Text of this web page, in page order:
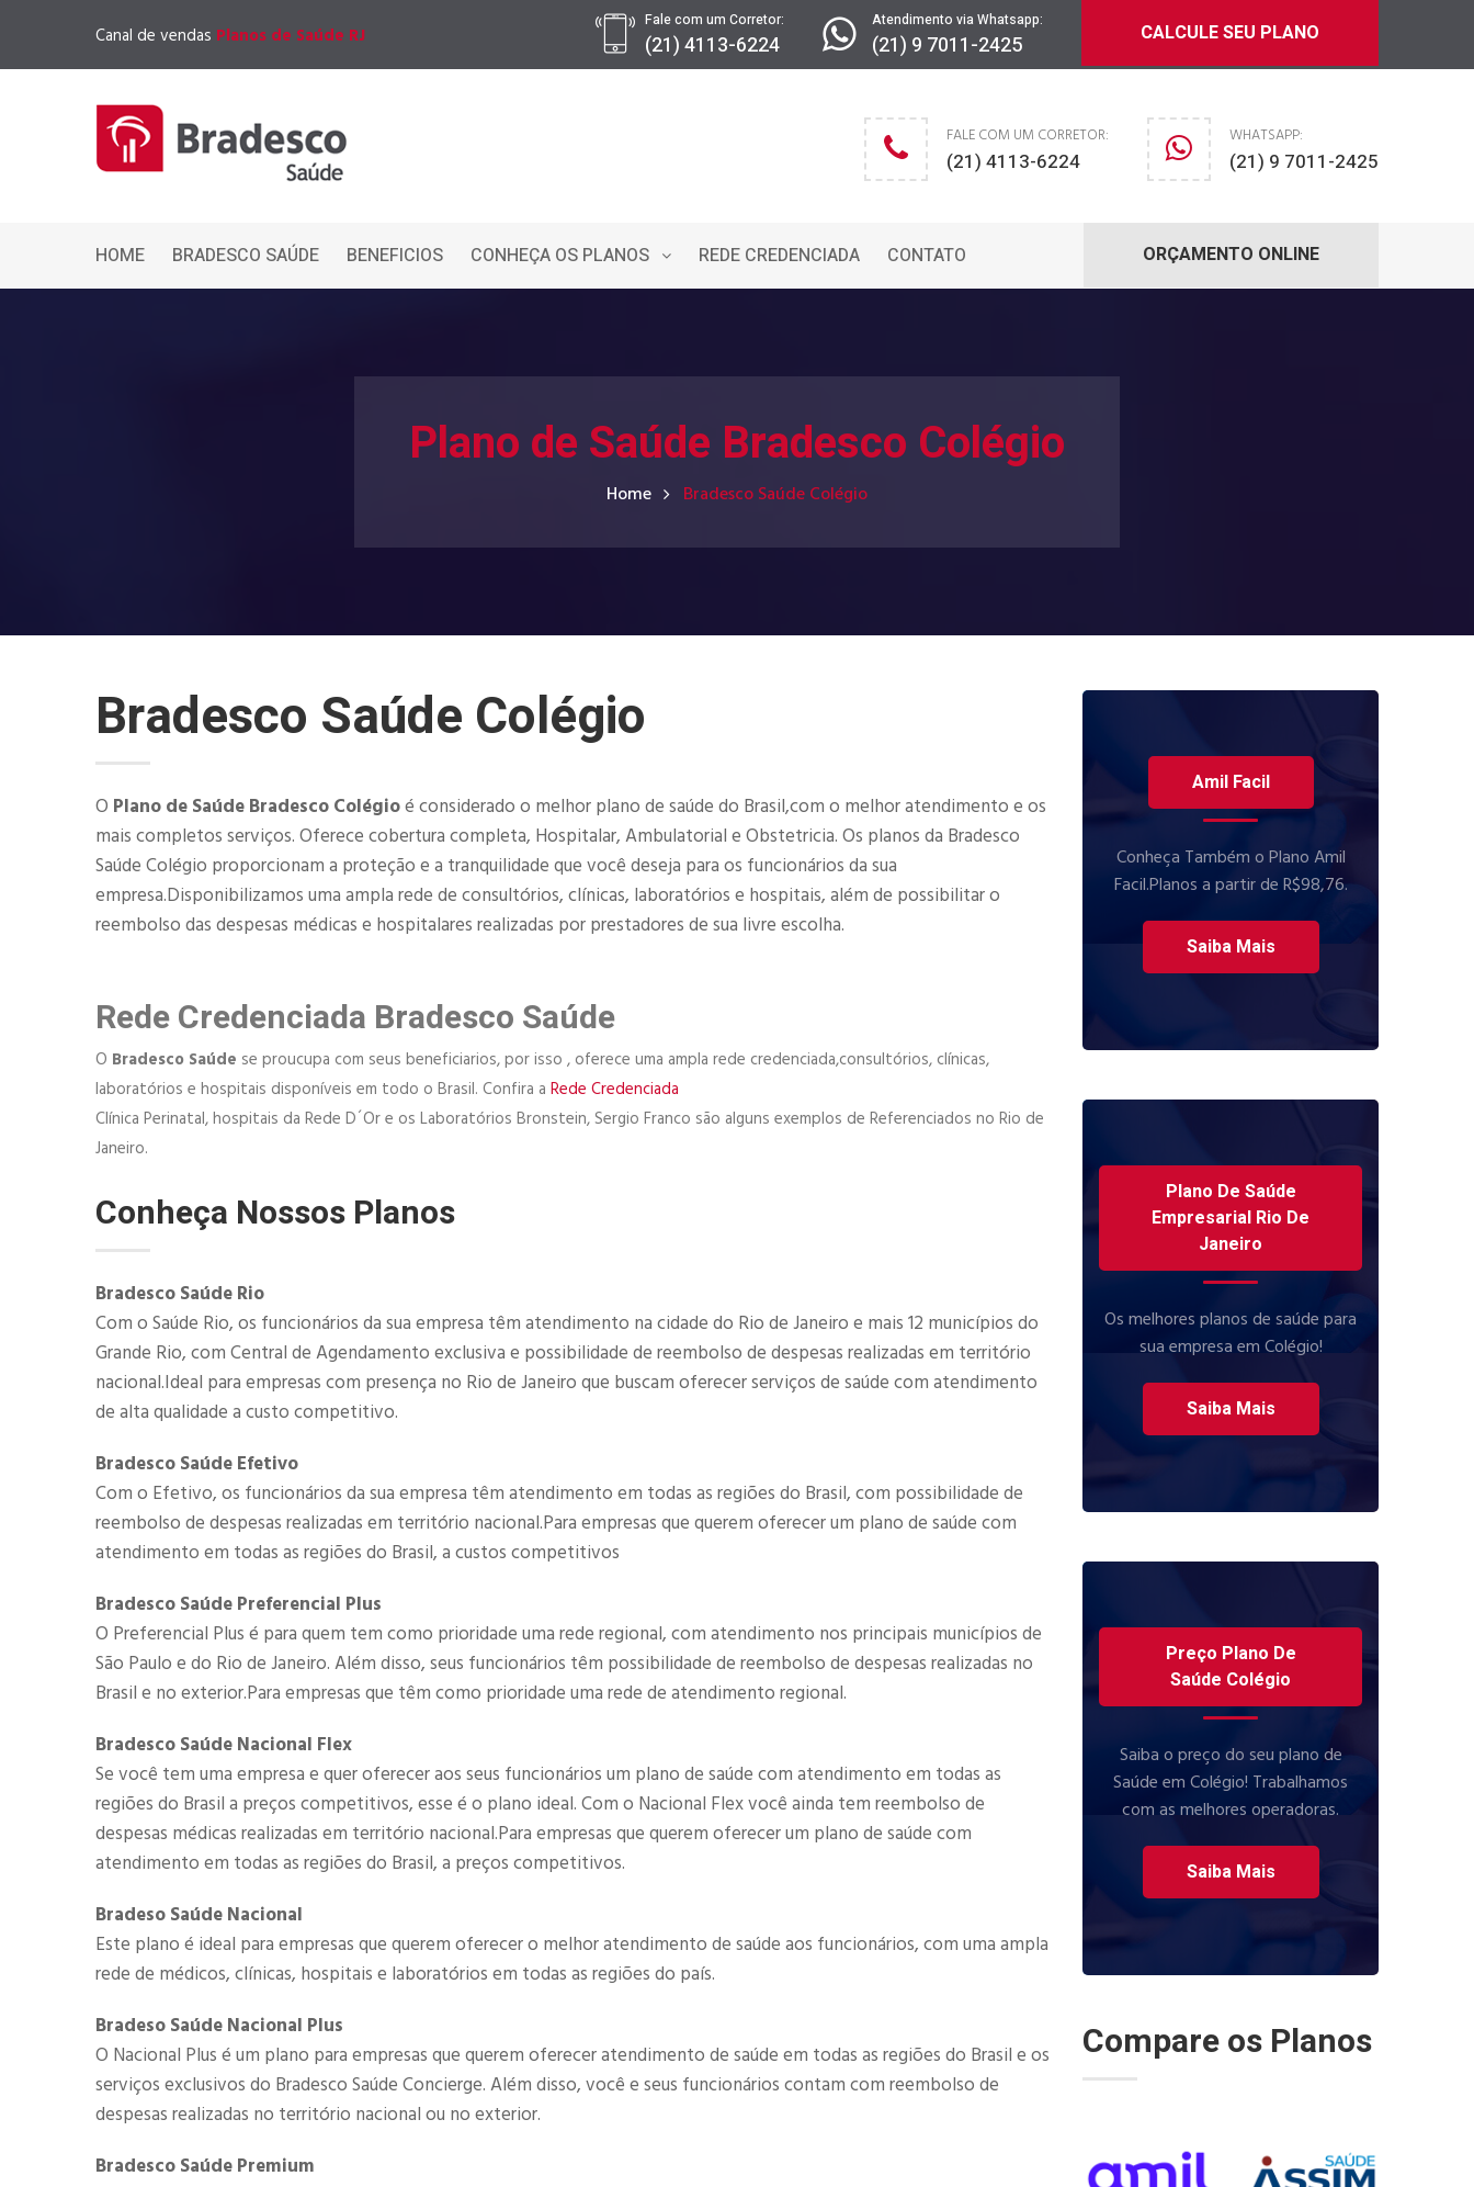
Canal de vendas Planos de Saúde RJ
Fale com um Corretor:
(21) 4113-6224
Atendimento via Whatsapp:
(21) 9 7011-2425 CALCULE SEU PLANO
FALE COM UM CORRETOR:
(21) 4113-6224
WHATSAPP:
(21) 9 7011-2425
HOME BRADESCO SAÚDE BENEFICIOS CONHEÇA OS PLANOS REDE CREDENCIADA CONTATO ORÇAMENTO ONLINE
Plano de Saúde Bradesco Colégio
Home Bradesco Saúde Colégio
Bradesco Saúde Colégio
O Plano de Saúde Bradesco Colégioé considerado o melhor plano de saúde do Brasil,com o melhor atendimento e os
mais completos serviços. Oferece cobertura completa, Hospitalar, Ambulatorial e Obstetricia. Os planos da Bradesco
Saúde Colégio proporcionam a proteção e a tranquilidade que você deseja para os funcionários da sua
empresa.Disponibilizamos uma ampla rede de consultórios, clínicas, laboratórios e hospitais, além de possibilitar o
reembolso das despesas médicas e hospitalares realizadas por prestadores de sua livre escolha.
Rede Credenciada Bradesco Saúde
O Bradesco Saúde se proucupa com seus beneficiarios, por isso , oferece uma ampla rede credenciada,consultórios, clínicas,
laboratórios e hospitais disponíveis em todo o Brasil. Confira a Rede Credenciada
Clínica Perinatal, hospitais da Rede D´Or e os Laboratórios Bronstein, Sergio Franco são alguns exemplos de Referenciados no Rio de
Janeiro.
Conheça Nossos Planos
Bradesco Saúde Rio
Com o Saúde Rio, os funcionários da sua empresa têm atendimento na cidade do Rio de Janeiro e mais 12 municípios do
Grande Rio, com Central de Agendamento exclusiva e possibilidade de reembolso de despesas realizadas em território
nacional.Ideal para empresas com presença no Rio de Janeiro que buscam oferecer serviços de saúde com atendimento
de alta qualidade a custo competitivo.
Bradesco Saúde Efetivo
Com o Efetivo, os funcionários da sua empresa têm atendimento em todas as regiões do Brasil, com possibilidade de
reembolso de despesas realizadas em território nacional.Para empresas que querem oferecer um plano de saúde com
atendimento em todas as regiões do Brasil, a custos competitivos​
Bradesco Saúde Preferencial Plus
O Preferencial Plus é para quem tem como prioridade uma rede regional, com atendimento nos principais municípios de
São Paulo e do Rio de Janeiro. Além disso, seus funcionários têm possibilidade de reembolso de despesas realizadas no
Brasil e no exterior.Para empresas que têm como prioridade uma rede de atendimento regional.​
Bradesco Saúde Nacional Flex
Se você tem uma empresa e quer oferecer aos seus funcionários um plano de saúde com atendimento em todas as
regiões do Brasil a preços competitivos, esse é o plano ideal. Com o Nacional Flex você ainda tem reembolso de
despesas médicas realizadas em território nacional.Para empresas que querem oferecer um plano de saúde com
atendimento em todas as regiões do Brasil, a preços competitivos.​
Bradeso Saúde Nacional
Este plano é ideal para empresas que querem oferecer o melhor atendimento de saúde aos funcionários, com uma ampla
rede de médicos, clínicas, hospitais e laboratórios em todas as regiões do país.
Bradeso Saúde Nacional Plus
O Nacional Plus é um plano para empresas que querem oferecer atendimento de saúde em todas as regiões do Brasil e os
serviços exclusivos do Bradesco Saúde Concierge. Além disso, você e seus funcionários contam com reembolso de
despesas realizadas no território nacional ou no exterior.
​​Bradesco Saúde Premium
Amil Facil
Conheça Também o Plano Amil
Facil.Planos a partir de R$98,76.
Saiba Mais
Plano De Saúde
Empresarial Rio De
Janeiro
Os melhores planos de saúde para
sua empresa em Colégio!
Saiba Mais
Preço Plano De
Saúde Colégio
Saiba o preço do seu plano de
Saúde em Colégio! Trabalhamos
com as melhores operadoras.
Saiba Mais
Compare os Planos